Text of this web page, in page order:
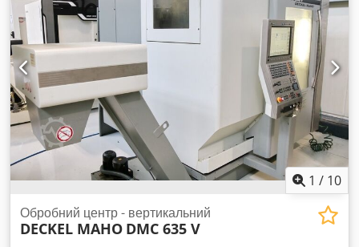
1 / 10
Обробний центр - вертикальний
DECKEL MAHO DMC 635 V